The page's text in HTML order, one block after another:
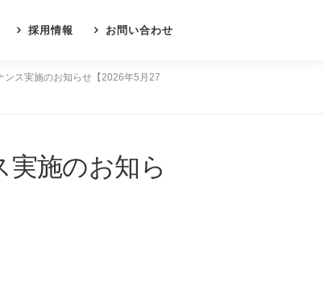
採用情報 お問い合わせ
ス実施のお知らせ【2026年5月27
施のお知ら